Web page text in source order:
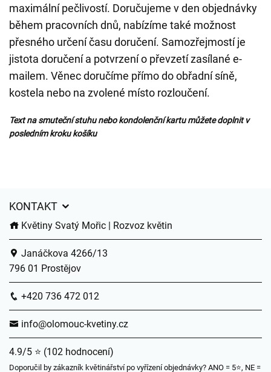
maximální pečlivostí. Doručujeme v den objednávky
během pracovních dnů, nabízíme také možnost
přesného určení času doručení. Samozřejmostí je
jistota doručení a potvrzení o převzetí zasílané e-
mailem. Věnec doručíme přímo do obřadní síně,
kostela nebo na zvolené místo rozloučení.
Text na smuteční stuhu nebo kondolenční kartu můžete doplnit v
posledním kroku košíku
KONTAKT
Květiny Svatý Mořic | Rozvoz květin
Janáčkova 4266/13
796 01 Prostějov
+420 736 472 012
info@olomouc-kvetiny.cz
4.9/5 ⭐ (102 hodnocení)
Doporučil by zákazník květinářství po vyřízení objednávky? ANO = 5⭐, NE =